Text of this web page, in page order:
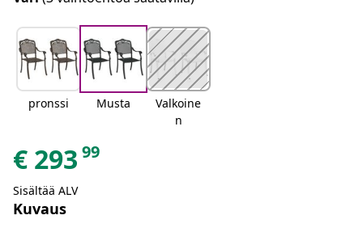
pronssi Musta
Valkoine
n
€ 293 99
Sisältää ALV
Kuvaus